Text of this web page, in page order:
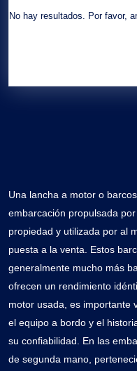
No hay resultados. Por favor,
Una lancha a motor o
embarcación propulsada
propiedad y utilizada por al
puesta a la venta. Estos
generalmente mucho más
ofrecen un rendimiento
motor usada, es importante
el equipo a bordo y el
su confiabilidad. En las
de segunda mano,